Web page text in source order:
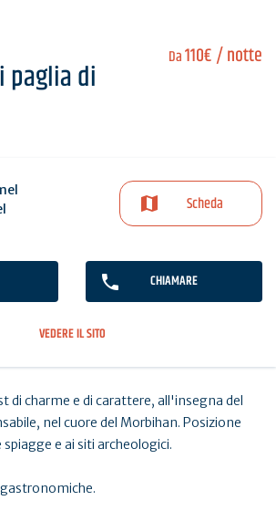
Da110€/ notte
paglia di
Scheda
CHIAMARE
VEDERE IL SITO
di charme e di carattere, all'insegna del
nel cuore del Morbihan. Posizione
e ai siti archeologici.